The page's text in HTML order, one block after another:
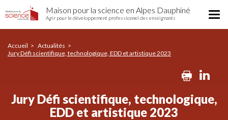
Défi
EDD
au
Maison pour la science en Alpes Dauphiné
Agir pour le développement professionnel des enseignants
Accueil
Actualités
Jury Défi scientifique, technologique, EDD et artistique 2023
Print
Jury Défi scientifique, technologique,
EDD et artistique 2023